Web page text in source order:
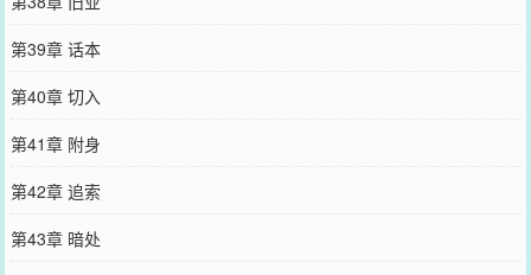
第39章 话本
第40章 切入
第41章 附身
第42章 追索
第43章 暗处